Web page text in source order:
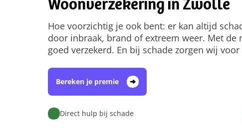
Woonverzekering in Zwolle
Hoe voorzichtig je ook bent: er kan altijd
door inbraak, brand of extreem weer. Met
goed verzekerd. En bij schade zorgen wij
Bereken je premie
Direct hulp bij schade